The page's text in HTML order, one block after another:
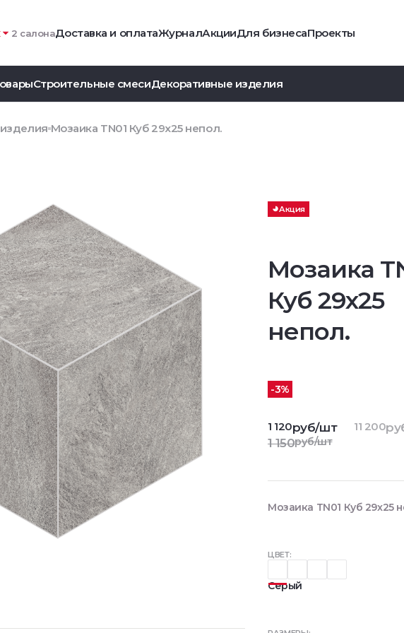
2 салонаДоставка и оплатаЖурналАкцииДля бизнесаПроекты
Строительные смесиДекоративные изделия
Мозаика TN01 Куб 29x25 непол.
Акция
Мозаика
Куб 29x25
непол.
ЦВЕТ:
Серый
-3%
1 120руб/шт
1 150руб/шт
11 200
Мозаика TN01 Куб 29x25